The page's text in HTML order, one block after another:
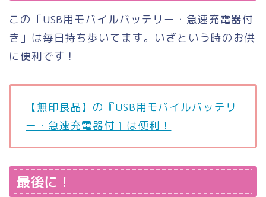
この「USB用モバイルバッテリー・急速充電器付
き」は毎日持ち歩いてます。いざという時のお供
に便利です！
【無印良品】の『USB用モバイルバッテリ
ー・急速充電器付』は便利！
最後に！